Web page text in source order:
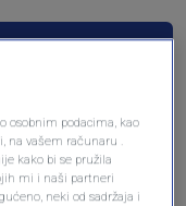
osobnim podacima, kao
na vašem računaru .
kako bi se pružila
mi i naši partneri
neki od sadržaja i